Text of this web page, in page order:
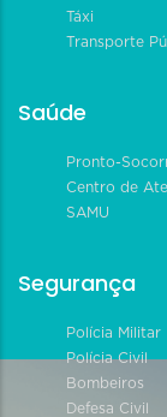
Táxi
Transporte
Saúde
Pronto-
Centro de
SAMU
Segurança
Polícia Militar
Polícia Civil
Bombeiros
Defesa Civil